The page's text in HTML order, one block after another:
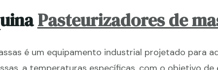
Pasteurizadores de
é um equipamento industrial projetado para